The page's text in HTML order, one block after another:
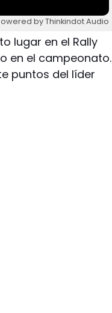
by Thinkindot Audio
lugar en el Rally
en el campeonato.
puntos del líder